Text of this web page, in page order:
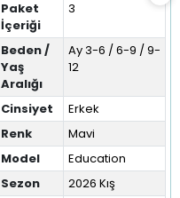
Paket
İçeriği
3
Beden /
Yaş
Aralığı
Ay 3-6 / 6-9 / 9-
12
Cinsiyet
Erkek
Renk
Mavi
Model
Education
Sezon
2026 Kış